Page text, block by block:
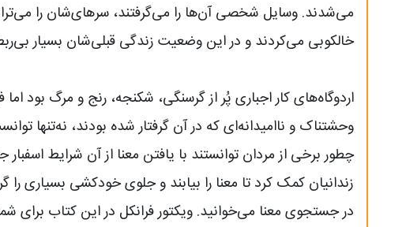
می‌شدند. وسایل شخصی آن‌ها را می‌گرفتند، سرهای‌شان را
خالکوبی می‌کردند و در این وضعیت زندگی قبلی‌شان بسیار
اردوگاه‌های کار اجباری پُر از گرسنگی، شکنجه، رنج و مرگ بود
وحشتناک و ناامیدانه‌ای که در آن گرفتار شده بودند، نه‌تنها
چطور برخی از مردان توانستند با یافتن معنا از آن شرایط
زندانیان کمک کرد تا معنا را بیابند و جلوی خودکشی بسیاری
در جستجوی معنا می‌خوانید. ویکتور فرانکل در این کتاب برای